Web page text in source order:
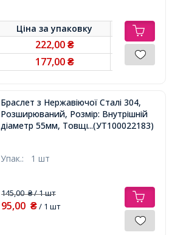
Ціна заупаковку
222,00 ₴
177,00 ₴
Браслет з Нержавіючої Сталі 304,
Розширюваний, Розмір: Внутрішній
діаметр 55мм, Товщина 3.5мм,
...(УТ100022183)
Упак.: 1 шт
145,00₴/ 1 шт
95,00 ₴/ 1 шт